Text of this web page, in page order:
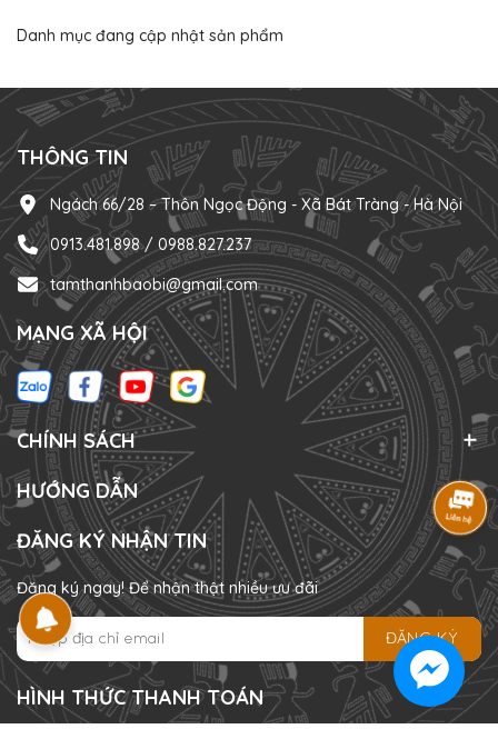
Danh mục đang cập nhật sản phẩm
THÔNG TIN
Ngách 66/28 – Thôn Ngọc Động - Xã Bát Tràng - Hà Nội
0913.481.898 / 0988.827.237
tamthanhbaobi@gmail.com
MẠNG XÃ HỘI
CHÍNH SÁCH
HƯỚNG DẪN
ĐĂNG KÝ NHẬN TIN
Đăng ký ngay! Để nhận thật nhiều ưu đãi
ĐĂNG KÝ
HÌNH THỨC THANH TOÁN